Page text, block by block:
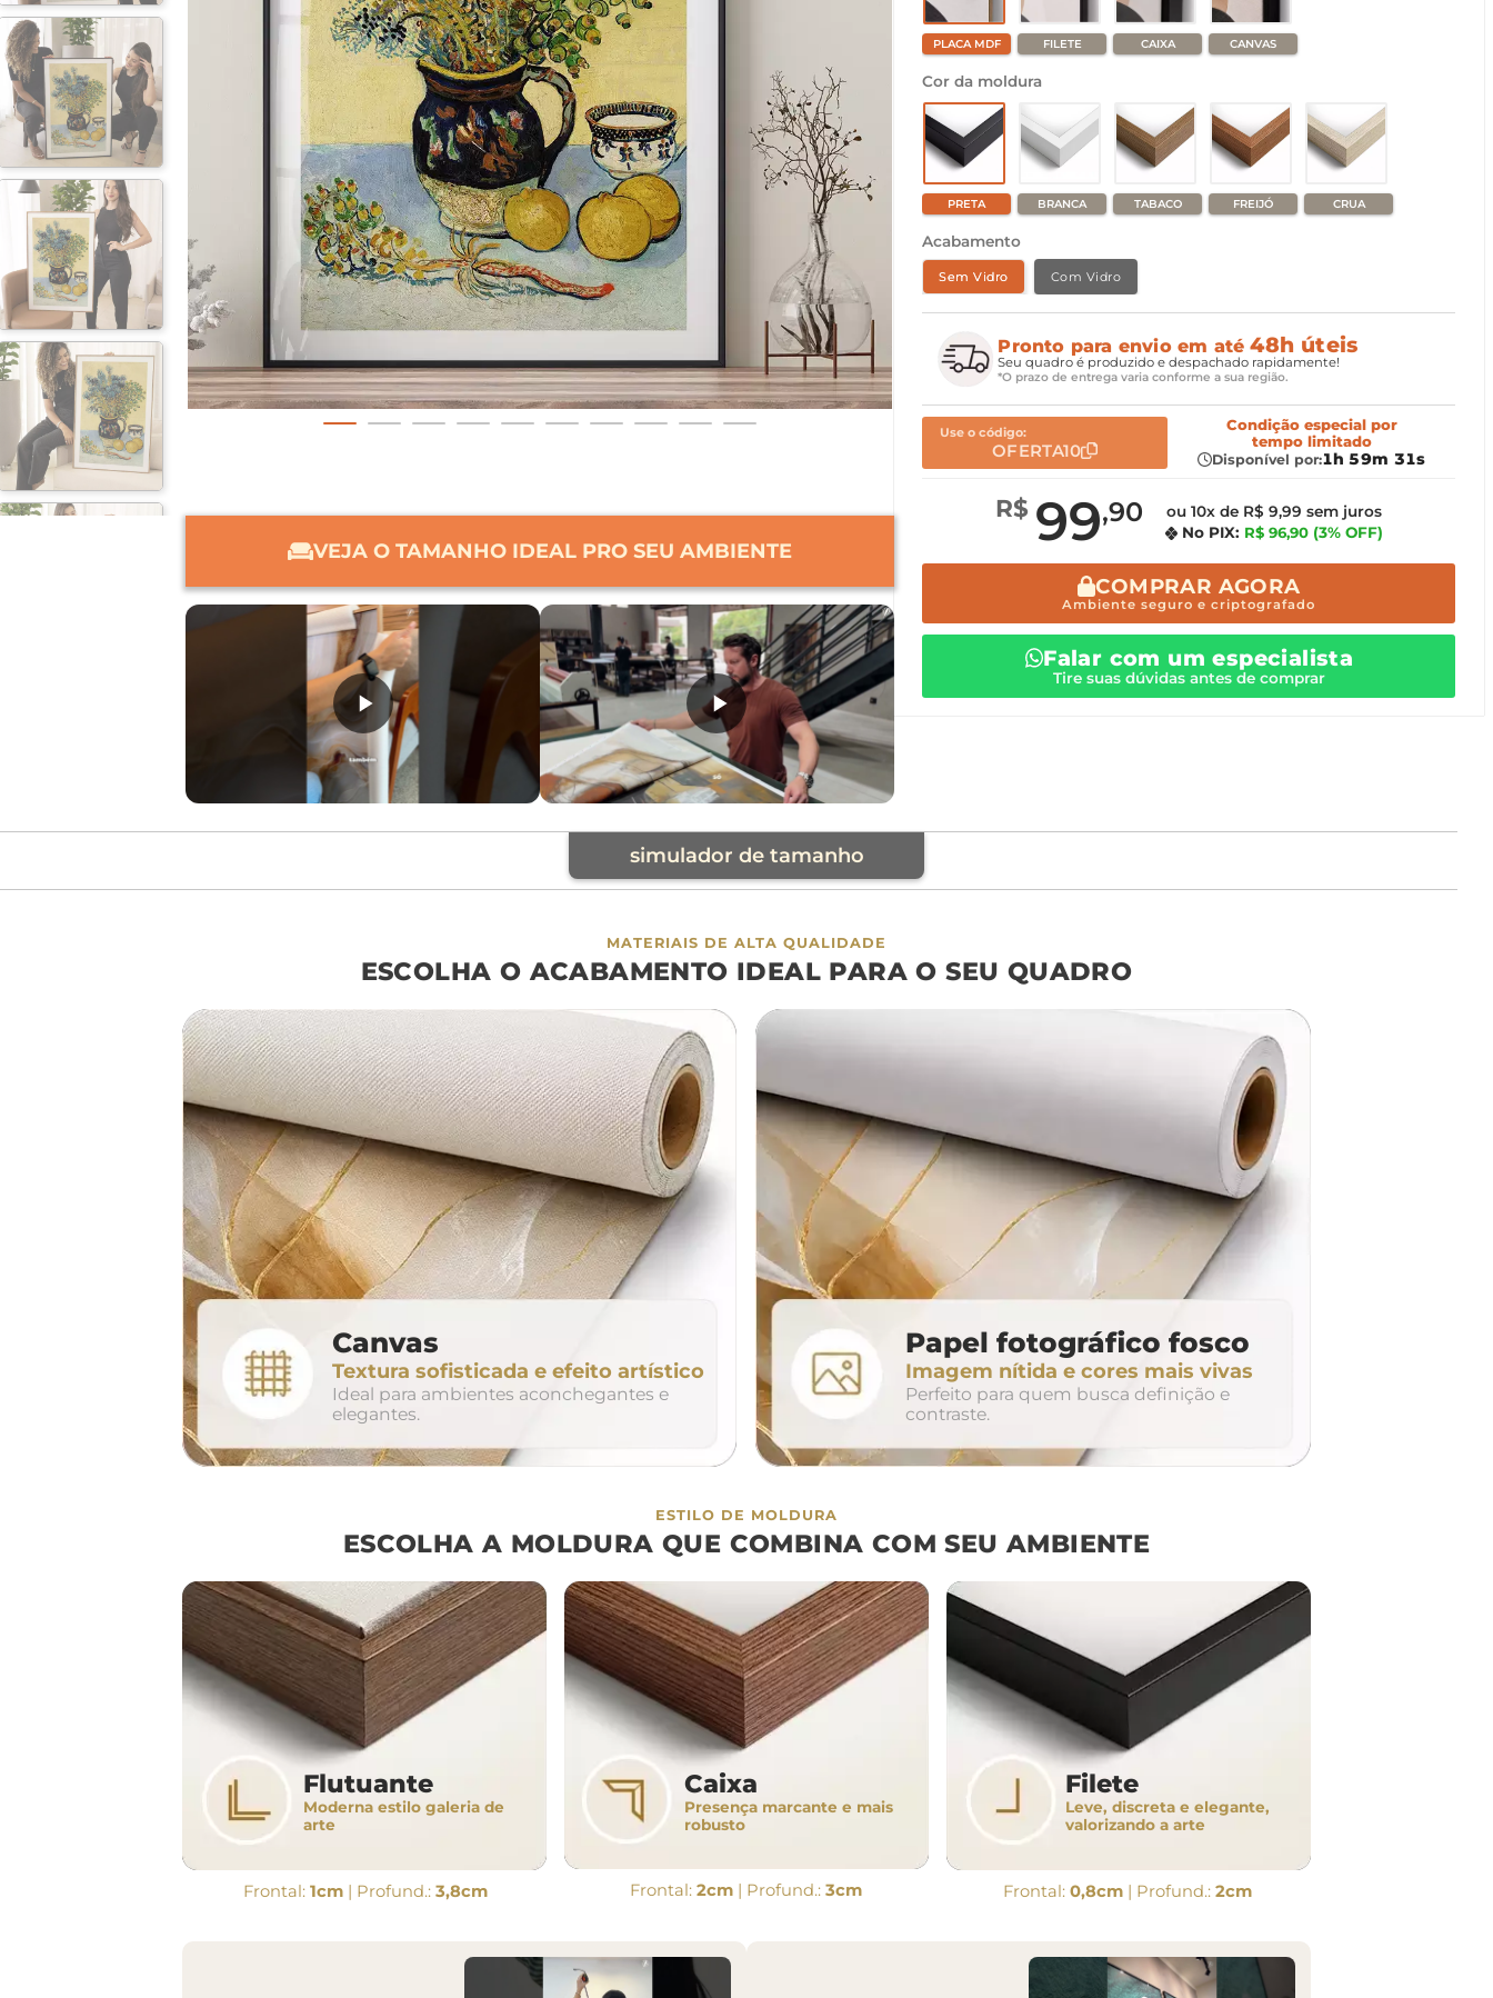
VEJA O TAMANHO IDEAL PRO SEU AMBIENTE
PLACA MDF FILETE CAIXA CANVAS
Cor da moldura
PRETA BRANCA TABACO FREIJÓ CRUA
Acabamento
Sem Vidro Com Vidro
Pronto para envio em até48h úteis
Seu quadro é produzido e despachado rapidamente!
*O prazo de entrega varia conforme a sua região.
Use o código:
OFERTA10
Condição especialpor
tempo limitado
Disponível por:1h 59m 30s
R$ 99,90
ou 10x de R$ 9,99 sem juros
No PIX: R$ 96,90 (3% OFF)
COMPRAR AGORA
Ambiente seguro e criptografado
Falar com um especialista
Tire suas dúvidas antes de comprar
simulador de tamanho
largura aproximada
160cm 200cm 240cm
280cm 320cm
conjunto
avulso duo trio
o tamanho ideal para o seu ambiente é
dúvidas? Fale com nossa
equipe de atendimento!
MATERIAIS DE ALTA QUALIDADE
ESCOLHA O ACABAMENTO IDEAL PARA O SEU QUADRO
Canvas
Textura sofisticada e efeito artístico
Ideal para ambientes aconchegantes e
elegantes.
Papel fotográfico fosco
Imagem nítida e cores mais vivas
Perfeito para quem busca definição e
contraste.
ESTILO DE MOLDURA
ESCOLHA A MOLDURA QUE COMBINA COM SEU AMBIENTE
Flutuante
Moderna estilo galeria de
arte
Frontal: 1cm| Profund.: 3,8cm
Caixa
Presença marcante e mais
robusto
Frontal:2cm | Profund.:3cm
Filete
Leve, discreta e elegante,
valorizando a arte
Frontal:0,8cm | Profund.:2cm